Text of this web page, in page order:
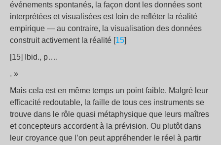
événements spontanés, la façon dont les données sont
interprétées et visualisées est loin de refléter la réalité
empirique — au contraire, la visualisation des données
construit activement la réalité [15]
[15] Ibid., p….
. »
Mais cela est en même temps un point faible. Malgré leur
efficacité redoutable, la faille de tous ces instruments se
trouve dans le rôle quasi métaphysique que leurs maîtres
et concepteurs accordent à la prévision. Ou plutôt dans
leur croyance que l’on peut appréhender le réel à partir